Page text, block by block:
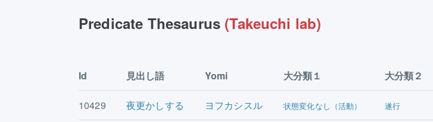
Predicate Thesaurus (Takeuchi lab)
Id 見出し語 Yomi 大分類１ 大分類２
10429 夜更かしする ヨフカシスル 状態変化なし（活動） 遂行